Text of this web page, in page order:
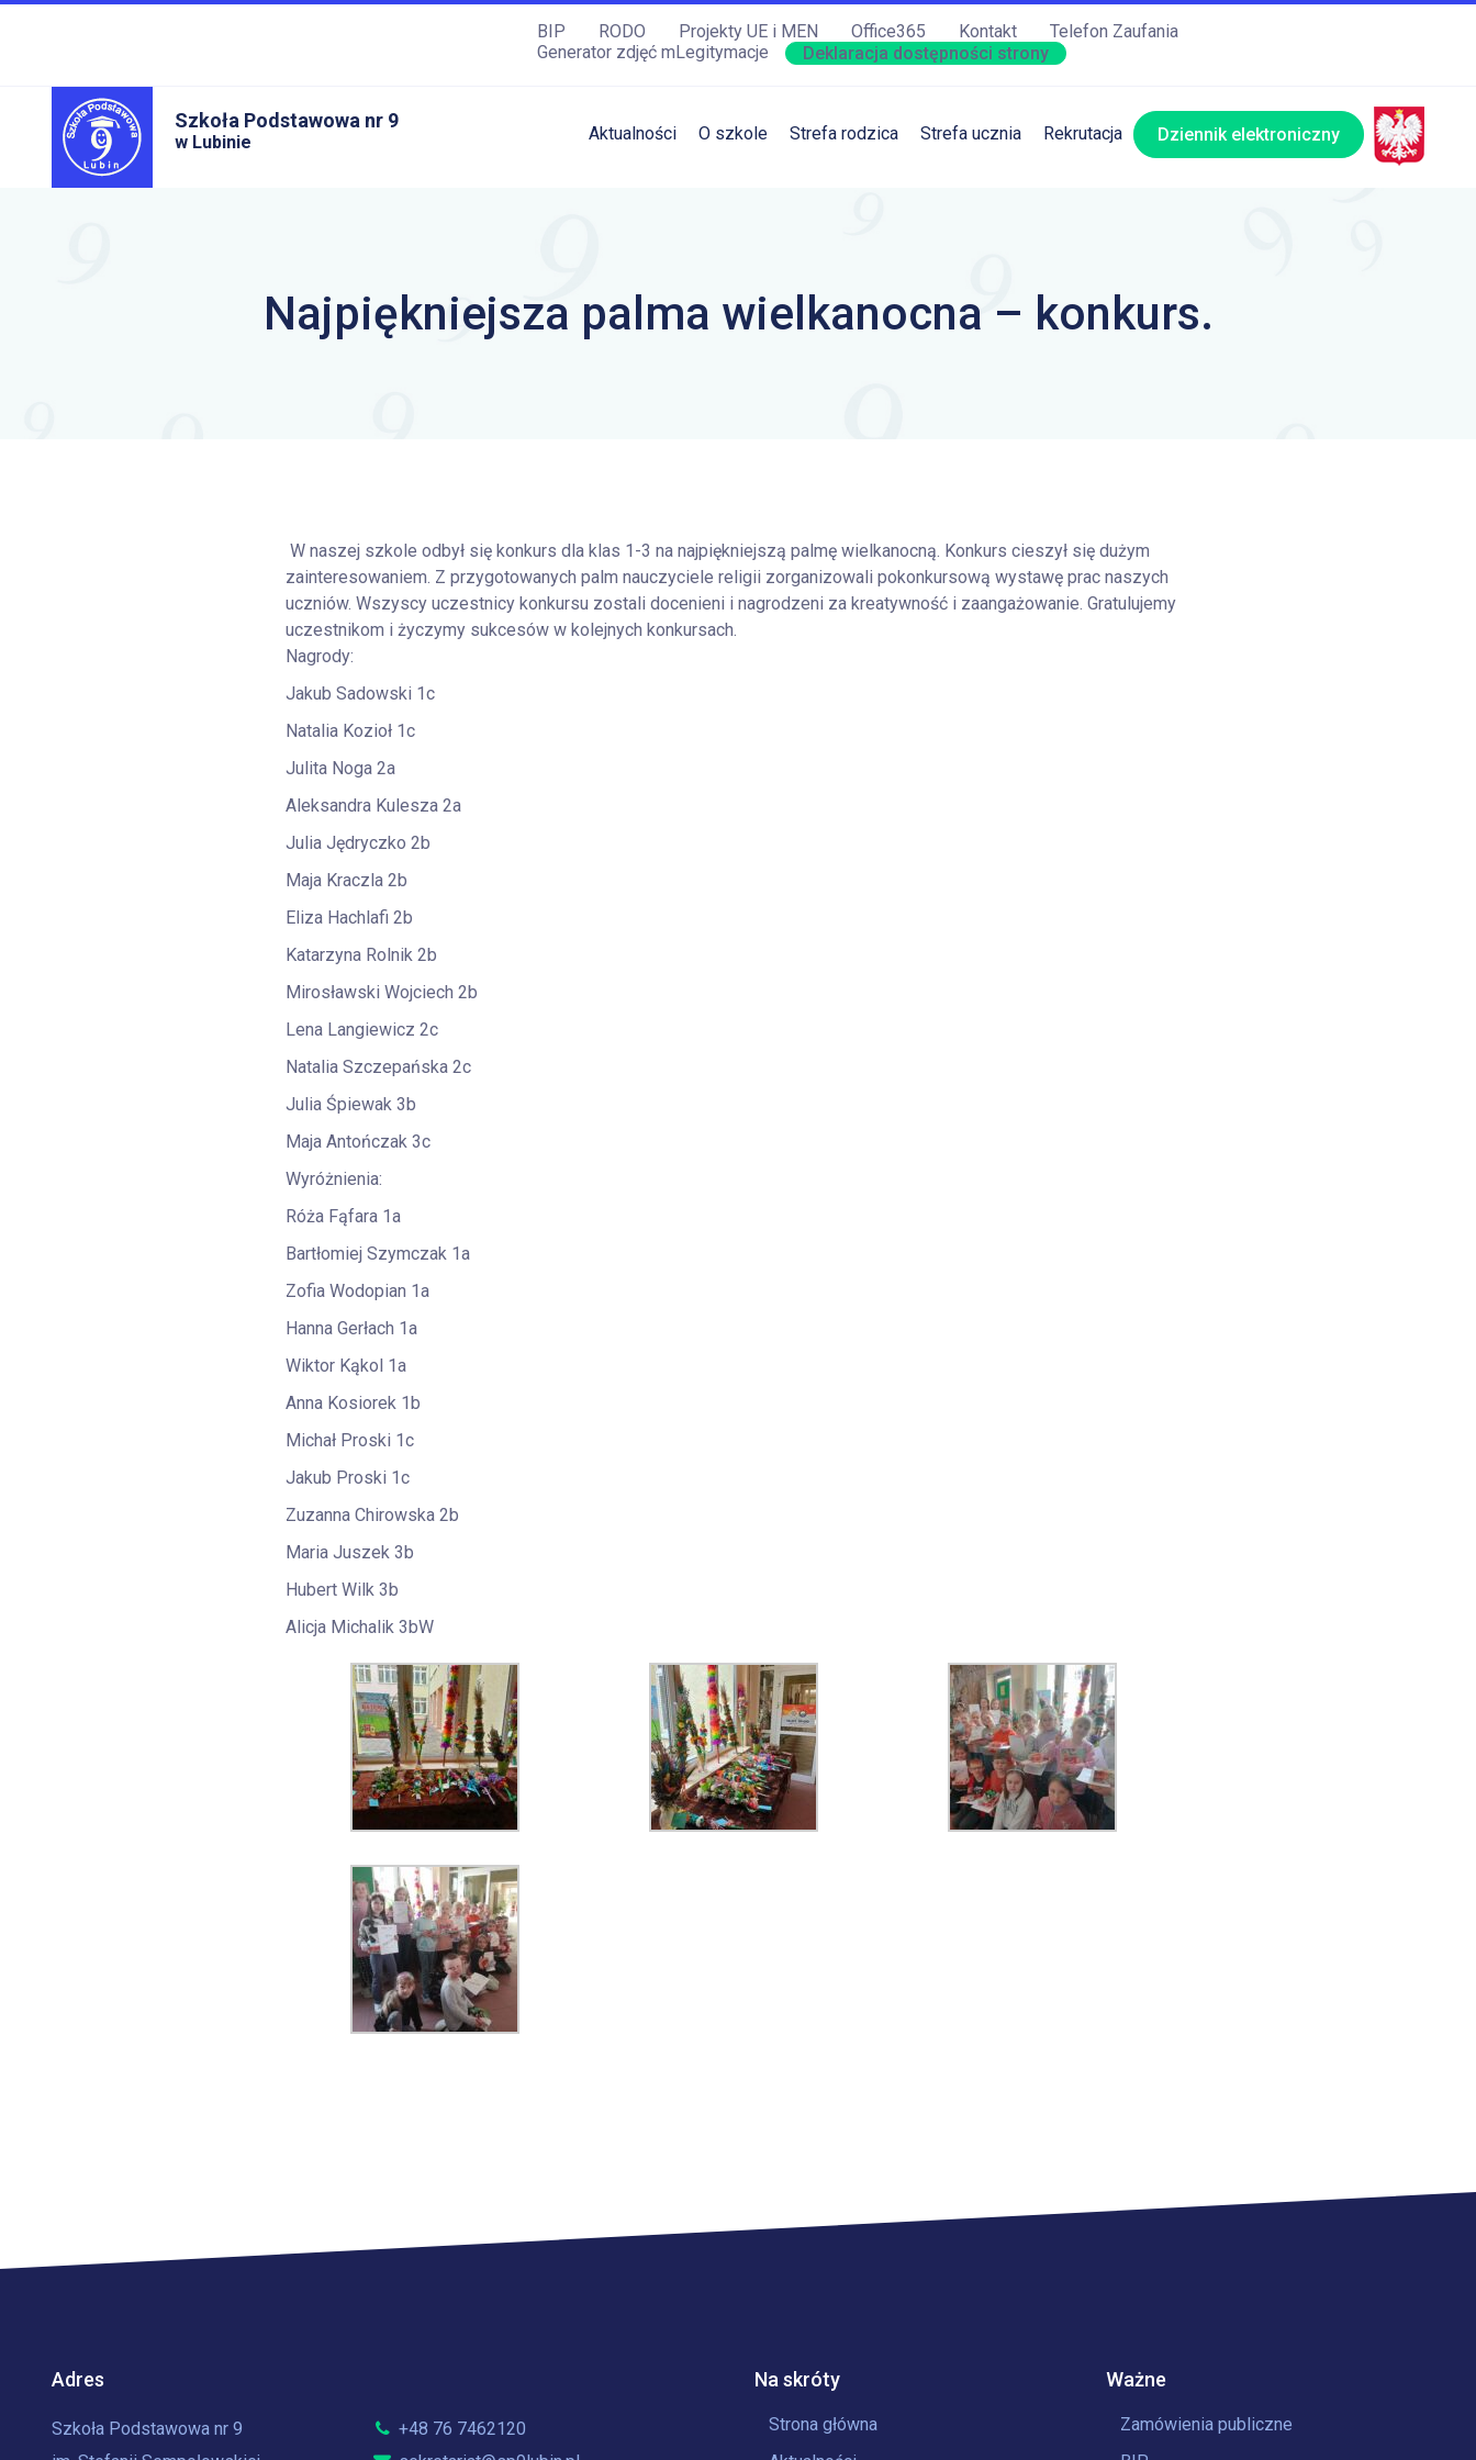
BIP RODO Projekty UE i MEN Office365 Kontakt
Telefon Zaufania
Generator zdjęć mLegitymacje
Deklaracja dostępności strony
Szkoła Podstawowa nr 9
w Lubinie Aktualności O szkole Strefa rodzica Strefa ucznia Rekrutacja Dziennik elektroniczny
Najpiękniejsza palma wielkanocna – konkurs.
W naszej szkole odbył się konkurs dla klas 1-3 na najpiękniejszą palmę wielkanocną. Konkurs cieszył się dużym
zainteresowaniem. Z przygotowanych palm nauczyciele religii zorganizowali pokonkursową wystawę prac naszych
uczniów. Wszyscy uczestnicy konkursu zostali docenieni i nagrodzeni za kreatywność i zaangażowanie. Gratulujemy
uczestnikom i życzymy sukcesów w kolejnych konkursach.
Nagrody:
Jakub Sadowski 1c
Natalia Kozioł 1c
Julita Noga 2a
Aleksandra Kulesza 2a
Julia Jędryczko 2b
Maja Kraczla 2b
Eliza Hachlafi 2b
Katarzyna Rolnik 2b
Mirosławski Wojciech 2b
Lena Langiewicz 2c
Natalia Szczepańska 2c
Julia Śpiewak 3b
Maja Antończak 3c
Wyróżnienia:
Róża Fąfara 1a
Bartłomiej Szymczak 1a
Zofia Wodopian 1a
Hanna Gerłach 1a
Wiktor Kąkol 1a
Anna Kosiorek 1b
Michał Proski 1c
Jakub Proski 1c
Zuzanna Chirowska 2b
Maria Juszek 3b
Hubert Wilk 3b
Alicja Michalik 3bW
Adres
Szkoła Podstawowa nr 9
+48 76 7462120
Na skróty
Strona główna
Ważne
Zamówienia publiczne